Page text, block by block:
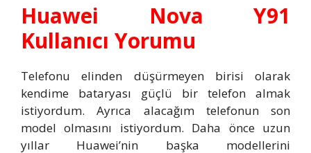
Huawei Nova Y91
Kullanıcı Yorumu
Telefonu elinden düşürmeyen birisi olarak
kendime bataryası güçlü bir telefon almak
istiyordum. Ayrıca alacağım telefonun son
model olmasını istiyordum. Daha önce uzun
yıllar Huawei’nin başka modellerini